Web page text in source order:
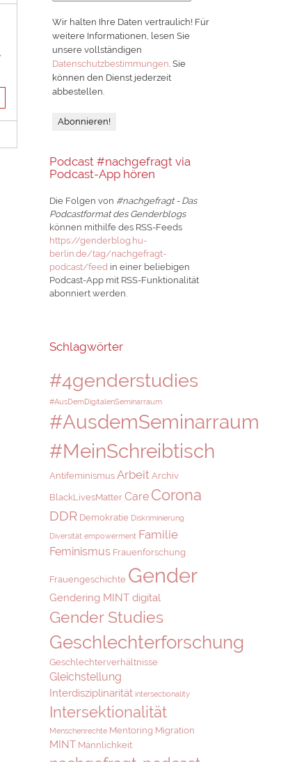
Wir halten Ihre Daten vertraulich! Für
weitere Informationen, lesen Sie
unsere vollständigen
Datenschutzbestimmungen . Sie
können den Dienst jederzeit
abbestellen.
Podcast #nachgefragt via
Podcast-App hören
Die Folgen von #nachgefragt - Das
Podcastformat des Genderblogs
können mithilfe des RSS-Feeds
https://genderblog.hu-
berlin.de/tag/nachgefragt-
podcast/feed in einer beliebigen
Podcast-App mit RSS-Funktionalität
abonniert werden.
Schlagwörter
#4genderstudies
#AusDemDigitalenSeminarraum
#AusdemSeminarraum
#MeinSchreibtisch
Antifeminismus Arbeit Archiv
BlackLivesMatter Care Corona
DDR Demokratie Diskriminierung
Diversität empowerment Familie
Feminismus Frauenforschung
Frauengeschichte Gender
Gendering MINT digital
Gender Studies
Geschlechterforschung
Geschlechterverhältnisse
Gleichstellung
Interdisziplinarität intersectionality
Intersektionalität
Menschenrechte Mentoring Migration
MINT Männlichkeit